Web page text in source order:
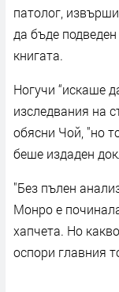
патолог,
да бъде
книгата.
Ногучи “искаше
изследвания на
обясни Чой, "но
беше издаден
"Без пълен
Монро е
хапчета. Но
оспори главния